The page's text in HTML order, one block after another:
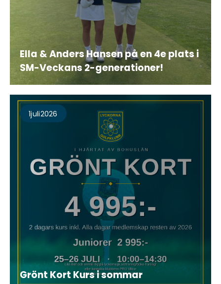
Ella & Anders Hansen på en 4e plats i
SM-Veckans 2-generationer!
1Juli2026
Grönt Kort Kurs i sommar